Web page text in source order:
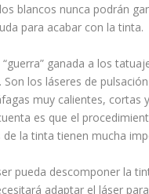
blancos nunca podrán
para acabar con la tinta.
ganada a los
los láseres de
muy calientes, cortas
es que el
la tinta tienen mucha
pueda descomponer la
adaptar el láser